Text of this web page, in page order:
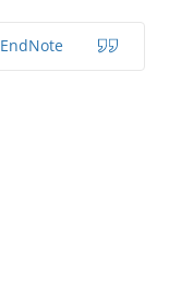
EndNote